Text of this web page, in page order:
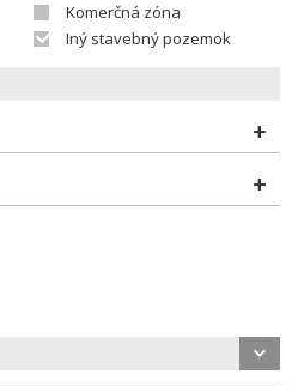
Komerčná zóna
Iný stavebný pozemok